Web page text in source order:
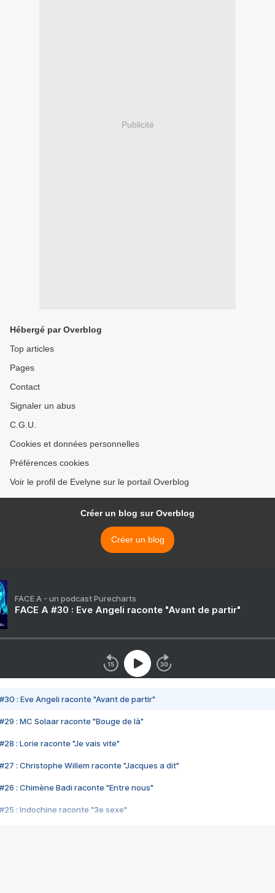
Publicité
Hébergé par Overblog
Top articles
Pages
Contact
Signaler un abus
C.G.U.
Cookies et données personnelles
Préférences cookies
Voir le profil de Evelyne sur le portail Overblog
Créer un blog sur Overblog
Créer un blog
FACE A - un podcast Purecharts
FACE A #30 : Eve Angeli raconte "Avant de partir"
#30 : Eve Angeli raconte "Avant de partir"
#29 : MC Solaar raconte "Bouge de là"
#28 : Lorie raconte "Je vais vite"
#27 : Christophe Willem raconte "Jacques a dit"
#26 : Chimène Badi raconte "Entre nous"
#25 : Indochine raconte "3e sexe"